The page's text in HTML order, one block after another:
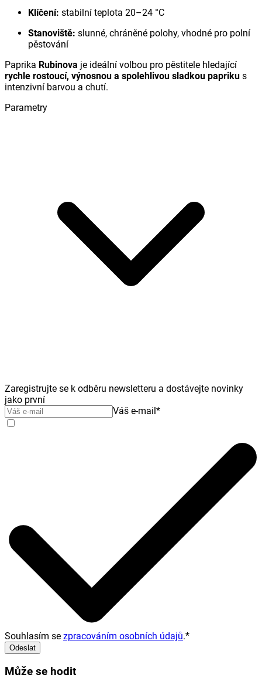
Klíčení: stabilní teplota 20–24 °C
Stanoviště: slunné, chráněné polohy, vhodné pro polní
pěstování
Paprika Rubinova je ideální volbou pro pěstitele hledající
rychle rostoucí, výnosnou a spolehlivou sladkou papriku s
intenzivní barvou a chutí.
Parametry
Zaregistrujte se k odběru newsletteru a dostávejte novinky
jako první
Váš e-mail*
Souhlasím se zpracováním osobních údajů.*
Odeslat
Může se hodit